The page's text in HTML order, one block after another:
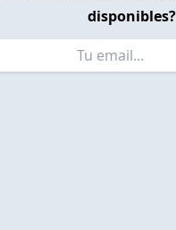
disponibles?